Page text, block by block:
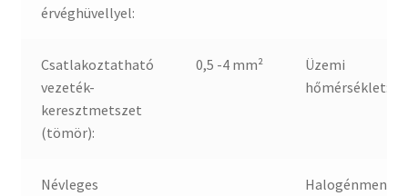
érvéghüvellyel:
Csatlakoztatható
vezeték-
keresztmetszet
(tömör):
0,5 -4 mm²
Üzemi
hőmérséklet:
Névleges